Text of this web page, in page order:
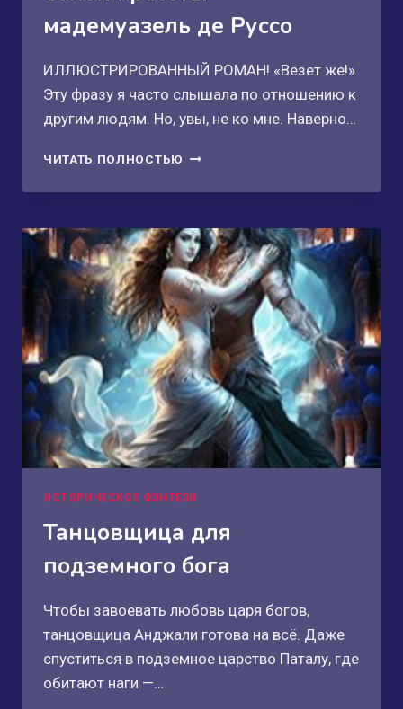
мадемуазель де Руссо
ИЛЛЮСТРИРОВАННЫЙ РОМАН! «Везет же!»
Эту фразу я часто слышала по отношению к
другим людям. Но, увы, не ко мне. Наверно…
ЧИТАТЬ ПОЛНОСТЬЮ САЛОН
МАДЕМУАЗЕЛЬ
РУССО
ИСТОРИЧЕСКОЕ ФЭНТЕЗИ
Танцовщица для
подземного бога
Чтобы завоевать любовь царя богов,
танцовщица Анджали готова на всё. Даже
спуститься в подземное царство Паталу, где
обитают наги —…